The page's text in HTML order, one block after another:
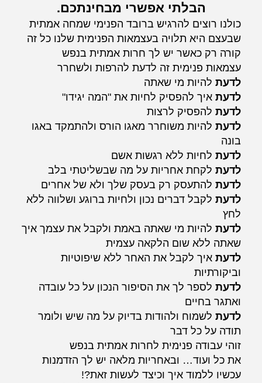
הבלתי אפשרי מבחינתכם.
כולנו רוצים להרגיש ברובד הפנימי שמחה אמתית
שבעצם היא תלויה בעצמאות הפנימית שלנו כל זה
קורה רק כאשר יש לך חרות אמתית בנפש
עצמאות פנימית זה לדעת להרפות ולשחרר
לדעת להיות מי שאתה
לדעת איך להפסיק לחיות את "המה יגידו"
לדעת להפסיק לרצות
לדעת להיות משוחרר מאגו הורס ולהתמקד באגו
בונה
לדעת לחיות ללא רגשות אשם
לדעת לקחת אחריות על מה שבשליטתי בלב
לדעת להתעסק רק בעסק שלך ולא של אחרים
לדעת לקבל דברים נכון ולחיות ברוגע ושלווה ללא
לחץ
לדעת להיות מי שאתה באמת ולקבל את עצמך איך
שאתה ללא שום הלקאה עצמית
לדעת איך לקבל את האחר ללא שיפוטיות
וביקורתיות
לדעת לספר לך את הסיפור הנכון על כל עובדה
ואתגר בחיים
לדעת לשמוח ולהודות בדיוק על מה שיש ולומר
תודה על כל דבר
זוהי עבודה פנימית לחרות אמתית בנפש
את כל ועוד… ובאחריות מלאה יש לך הזדמנות
עכשיו ללמוד איך וכיצד לעשות זאת?!